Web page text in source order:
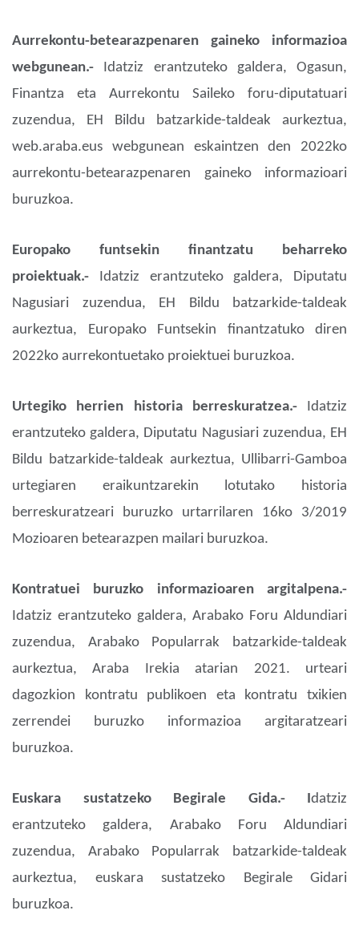
Aurrekontu-betearazpenaren gaineko informazioa
webgunean.- Idatziz erantzuteko galdera, Ogasun,
Finantza eta Aurrekontu Saileko foru-diputatuari
zuzendua, EH Bildu batzarkide-taldeak aurkeztua,
web.araba.eus webgunean eskaintzen den 2022ko
aurrekontu-betearazpenaren gaineko informazioari
buruzkoa.
Europako funtsekin finantzatu beharreko
proiektuak.- Idatziz erantzuteko galdera, Diputatu
Nagusiari zuzendua, EH Bildu batzarkide-taldeak
aurkeztua, Europako Funtsekin finantzatuko diren
2022ko aurrekontuetako proiektuei buruzkoa.
Urtegiko herrien historia berreskuratzea.- Idatziz
erantzuteko galdera, Diputatu Nagusiari zuzendua, EH
Bildu batzarkide-taldeak aurkeztua, Ullibarri-Gamboa
urtegiaren eraikuntzarekin lotutako historia
berreskuratzeari buruzko urtarrilaren 16ko 3/2019
Mozioaren betearazpen mailari buruzkoa.
Kontratuei buruzko informazioaren argitalpena.-
Idatziz erantzuteko galdera, Arabako Foru Aldundiari
zuzendua, Arabako Popularrak batzarkide-taldeak
aurkeztua, Araba Irekia atarian 2021. urteari
dagozkion kontratu publikoen eta kontratu txikien
zerrendei buruzko informazioa argitaratzeari
buruzkoa.
Euskara sustatzeko Begirale Gida.- Idatziz
erantzuteko galdera, Arabako Foru Aldundiari
zuzendua, Arabako Popularrak batzarkide-taldeak
aurkeztua, euskara sustatzeko Begirale Gidari
buruzkoa.